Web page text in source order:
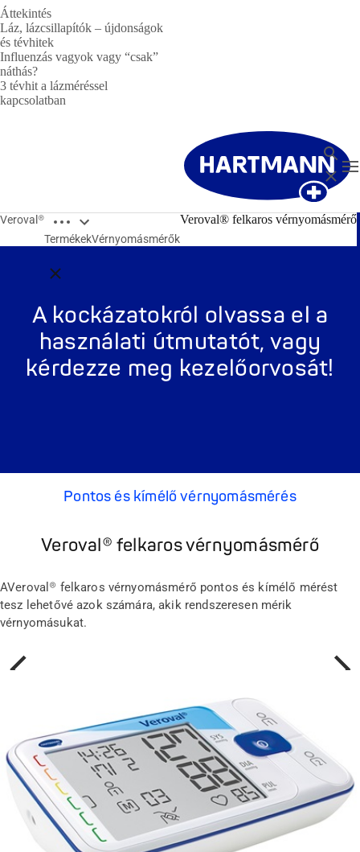
Áttekintés
Láz, lázcsillapítók – újdonságok
és tévhitek
Influenzás vagyok vagy “csak”
náthás?
3 tévhit a lázméréssel
kapcsolatban
Keresés
Bezárás
Veroval® Open breadcrumbs
Close breadcrumbs
TermékekVérnyomásmérők
Veroval® felkaros vérnyomásmérő
A kockázatokról olvassa el a
használati útmutatót, vagy
kérdezze meg kezelőorvosát!
Veroval® felkaros vérnyomásmérő
Pontos és kímélő vérnyomásmérés
AVeroval ® felkaros vérnyomásmérő pontos és kímélő mérést
tesz lehetővé azok számára, akik rendszeresen mérik
vérnyomásukat.
Előző